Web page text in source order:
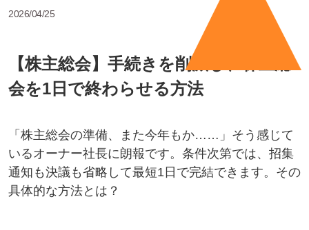
2026/04/25
【株主総会】手続きを削減し、株主総
会を1日で終わらせる方法
「株主総会の準備、また今年もか……」そう感じて
いるオーナー社長に朗報です。条件次第では、招集
通知も決議も省略して最短1日で完結できます。その
具体的な方法とは？